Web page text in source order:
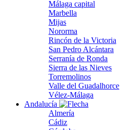
Málaga capital
Marbella
Mijas
Nororma
Rincón de la Victoria
San Pedro Alcántara
Serranía de Ronda
Sierra de las Nieves
Torremolinos
Valle del Guadalhorce
Vélez-Málaga
Andalucía
Almería
Cádiz